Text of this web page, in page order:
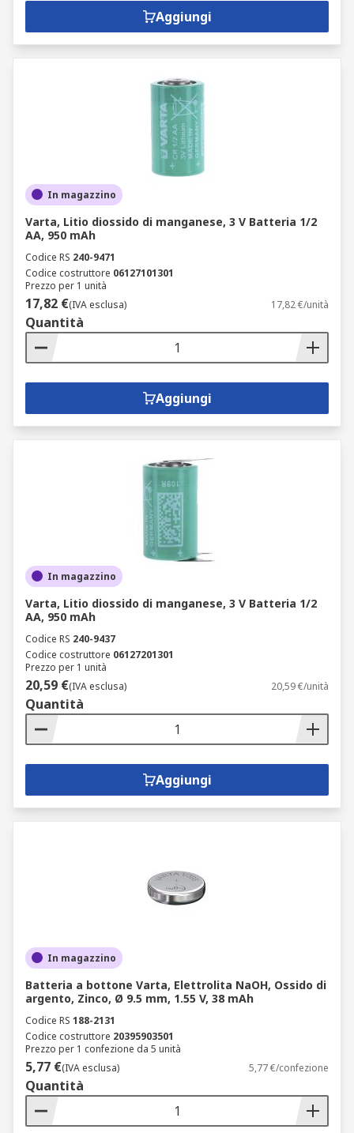
Aggiungi
In magazzino
Varta, Litio diossido di manganese, 3 V Batteria 1/2
AA, 950 mAh
Codice RS 240-9471
Codice costruttore 06127101301
Prezzo per 1 unità
17,82 €(IVA esclusa) 17,82 €/unità
Quantità
Aggiungi
In magazzino
Varta, Litio diossido di manganese, 3 V Batteria 1/2
AA, 950 mAh
Codice RS 240-9437
Codice costruttore 06127201301
Prezzo per 1 unità
20,59 €(IVA esclusa) 20,59 €/unità
Quantità
Aggiungi
In magazzino
Batteria a bottone Varta, Elettrolita NaOH, Ossido di
argento, Zinco, Ø 9.5 mm, 1.55 V, 38 mAh
Codice RS 188-2131
Codice costruttore 20395903501
Prezzo per 1 confezione da 5 unità
5,77 €(IVA esclusa) 5,77 €/confezione
Quantità